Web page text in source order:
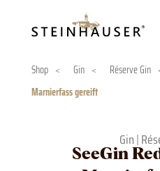
Shop < Gin < Réserve Gin
Marnierfass gereift
Gin|
SeeGin